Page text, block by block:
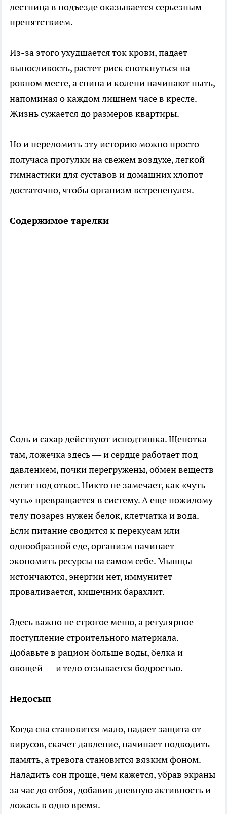
лестница в подъезде оказывается серьезным
препятствием.
Из-за этого ухудшается ток крови, падает
выносливость, растет риск споткнуться на
ровном месте, а спина и колени начинают ныть,
напоминая о каждом лишнем часе в кресле.
Жизнь сужается до размеров квартиры.
Но и переломить эту историю можно просто —
получаса прогулки на свежем воздухе, легкой
гимнастики для суставов и домашних хлопот
достаточно, чтобы организм встрепенулся.
Содержимое тарелки
Соль и сахар действуют исподтишка. Щепотка
там, ложечка здесь — и сердце работает под
давлением, почки перегружены, обмен веществ
летит под откос. Никто не замечает, как «чуть-
чуть» превращается в систему. А еще пожилому
телу позарез нужен белок, клетчатка и вода.
Если питание сводится к перекусам или
однообразной еде, организм начинает
экономить ресурсы на самом себе. Мышцы
истончаются, энергии нет, иммунитет
проваливается, кишечник барахлит.
Здесь важно не строгое меню, а регулярное
поступление строительного материала.
Добавьте в рацион больше воды, белка и
овощей — и тело отзывается бодростью.
Недосып
Когда сна становится мало, падает защита от
вирусов, скачет давление, начинает подводить
память, а тревога становится вязким фоном.
Наладить сон проще, чем кажется, убрав экраны
за час до отбоя, добавив дневную активность и
ложась в одно время.